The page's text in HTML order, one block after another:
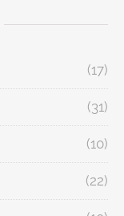
(17)
(31)
(10)
(22)